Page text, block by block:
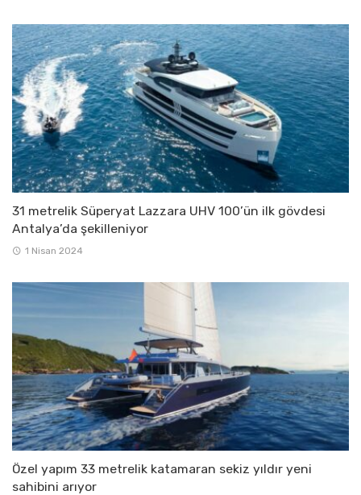
31 metrelik Süperyat Lazzara UHV 100’ün ilk gövdesi
Antalya’da şekilleniyor
1 Nisan 2024
Özel yapım 33 metrelik katamaran sekiz yıldır yeni
sahibini arıyor